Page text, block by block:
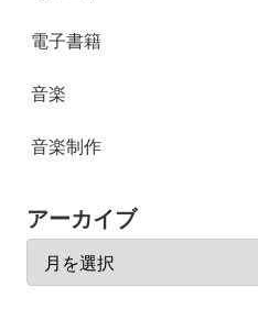
電子書籍
音楽
音楽制作
アーカイブ